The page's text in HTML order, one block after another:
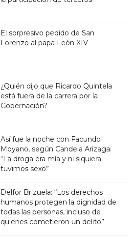
El sorpresivo pedido de San
Lorenzo al papa León XIV
¿Quién dijo que Ricardo Quintela
está fuera de la carrera por la
Gobernación?
Así fue la noche con Facundo
Moyano, según Candela Arizaga:
“La droga era mía y ni siquiera
tuvimos sexo”
Delfor Brizuela: “Los derechos
humanos protegen la dignidad de
todas las personas, incluso de
quienes cometieron un delito”